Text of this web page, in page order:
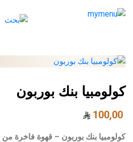
كولومبيا بنك بوربون
100,00
كولومبيا بنك بوربون – قهوة فاخرة